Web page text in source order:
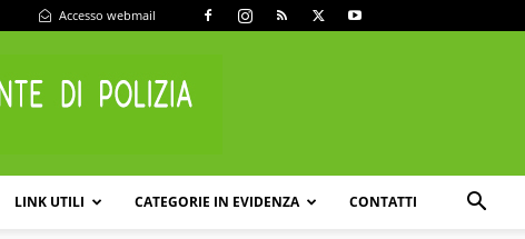
Accesso webmail
LINK UTILI CATEGORIE IN EVIDENZA CONTATTI